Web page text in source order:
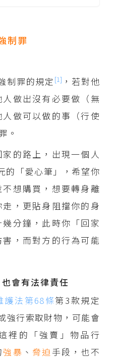
制罪
制罪的規定 [1] ，若對他
做出沒有必要做（無
做可以做的事（行使
。
的路上，出現一個人
的「愛心筆」，希望你
想購買，想要轉身離
，更貼身阻擋你的身
分鐘，此時你「回家
，而對方的行為可能
也會有法律責任
護法第68條第3款規定
強行索取財物，可能會
裡的「強賣」物品行
強暴 、 脅迫 手段，也不